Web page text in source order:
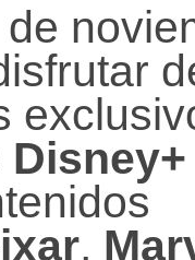
Disney+
,